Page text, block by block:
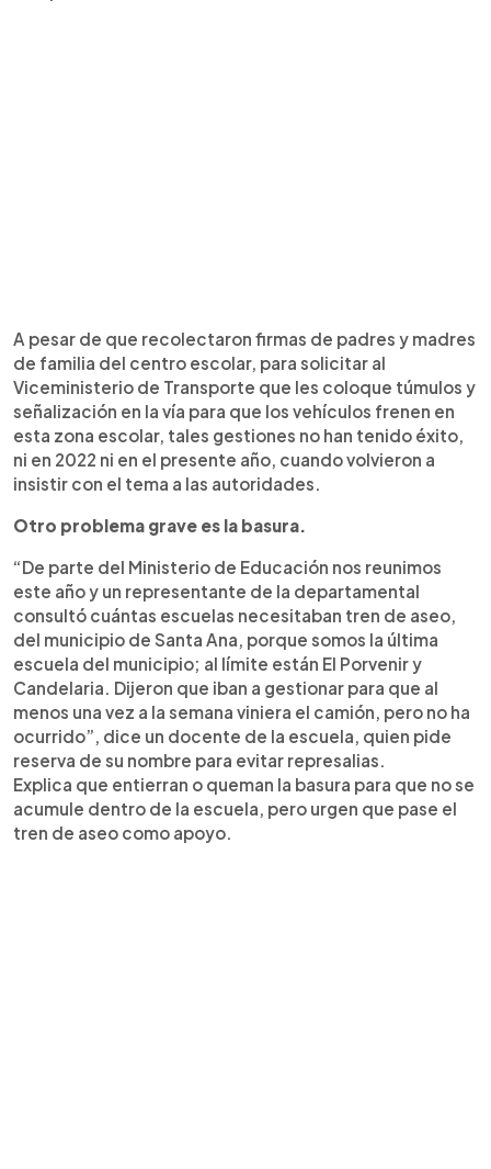
A pesar de que recolectaron firmas de padres y madres
de familia del centro escolar, para solicitar al
Viceministerio de Transporte que les coloque túmulos y
señalización en la vía para que los vehículos frenen en
esta zona escolar, tales gestiones no han tenido éxito,
ni en 2022 ni en el presente año, cuando volvieron a
insistir con el tema a las autoridades.
Otro problema grave es la basura.
“De parte del Ministerio de Educación nos reunimos
este año y un representante de la departamental
consultó cuántas escuelas necesitaban tren de aseo,
del municipio de Santa Ana, porque somos la última
escuela del municipio; al límite están El Porvenir y
Candelaria. Dijeron que iban a gestionar para que al
menos una vez a la semana viniera el camión, pero no ha
ocurrido”, dice un docente de la escuela, quien pide
reserva de su nombre para evitar represalias.
Explica que entierran o queman la basura para que no se
acumule dentro de la escuela, pero urgen que pase el
tren de aseo como apoyo.